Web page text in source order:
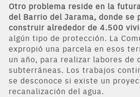
Otro problema reside en la
del Barrio del Jarama, donde se
construir alrededor de 4.500
algún tipo de protección. La
expropió una parcela en esos
un año, para realizar labores de
subterráneas. Los trabajos
se desconoce si existe un
recanalización del agua.